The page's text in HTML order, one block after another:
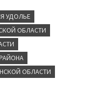
УДОЛЬЕ
ОБЛАСТИ
ОБЛАСТИ